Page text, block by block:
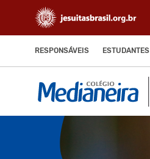
RESPONSÁVEIS ESTUDANTES